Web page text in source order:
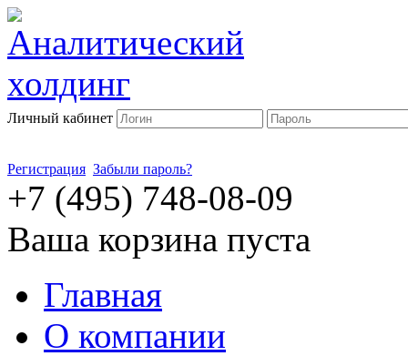
Личный кабинет
Регистрация Забыли пароль?
+7 (495) 748-08-09
Ваша корзина пуста
Главная
О компании